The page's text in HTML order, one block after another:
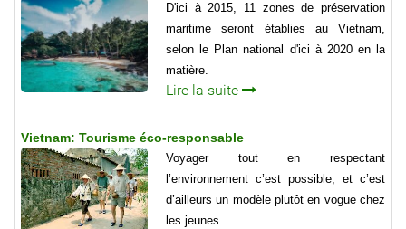
D'ici à 2015, 11 zones de préservation
maritime seront établies au Vietnam,
selon le Plan national d'ici à 2020 en la
matière.
Lire la suite
Vietnam: Tourisme éco-responsable
Voyager tout en respectant
l’environnement c’est possible, et c’est
d’ailleurs un modèle plutôt en vogue chez
les jeunes....